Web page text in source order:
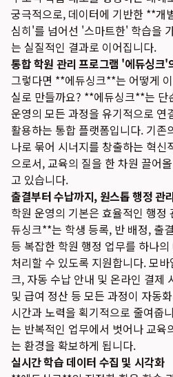
궁극적으로, 데이터에 기반한 **개
심히'를 넘어선 '스마트한' 학습을
는 실질적인 결과로 이어집니다.
통합 학원 관리 프로그램 '에듀싱크'
그렇다면 **에듀싱크**는 어떻게
실로 만들까요? **에듀싱크**는 단
운영의 모든 과정을 유기적으로 연
활용하는 통합 플랫폼입니다. 기존
나로 묶어 시너지를 창출하는 혁
으로서, 교육의 질을 한 차원 끌어
고 있습니다.
출결부터 수납까지, 원스톱 행정 관
학원 운영의 기본은 효율적인 행정
듀싱크**는 학생 등록, 반 배정, 출
등 복잡한 학원 행정 업무를 하나
처리할 수 있도록 지원합니다. 모
크, 자동 수납 안내 및 온라인 결제
및 급여 정산 등 모든 과정이 자동
시간과 노력을 획기적으로 줄여줍
는 반복적인 업무에서 벗어나 교육
는 환경을 확보하게 됩니다.
실시간 학습 데이터 수집 및 시각화